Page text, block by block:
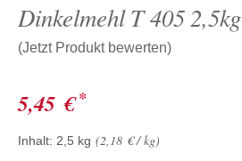
Dinkelmehl T 405 2,5kg
(Jetzt Produkt bewerten)
5,45 € *
Inhalt: 2,5 kg 2,18 €/kg